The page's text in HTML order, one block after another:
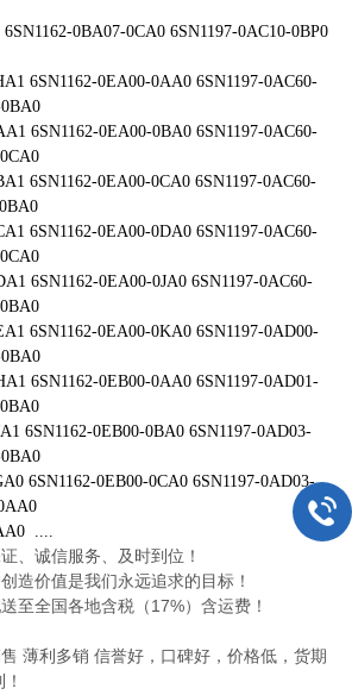
0BA07-0CA0 6SN1197-0AC10-0BP0
6SN1162-0EA00-0AA0 6SN1197-0AC60-
6SN1162-0EA00-0BA0 6SN1197-0AC60-
6SN1162-0EA00-0CA0 6SN1197-0AC60-
6SN1162-0EA00-0DA0 6SN1197-0AC60-
6SN1162-0EA00-0JA0 6SN1197-0AC60-
6SN1162-0EA00-0KA0 6SN1197-0AD00-
6SN1162-0EB00-0AA0 6SN1197-0AD01-
6SN1162-0EB00-0BA0 6SN1197-0AD03-
6SN1162-0EB00-0CA0 6SN1197-0AD03-
....
、诚信服务、及时到位！
造价值是我们永远追求的目标！
至全国各地含税（17%）含运费！
售 薄利多销 信誉好，口碑好，价格低，货期